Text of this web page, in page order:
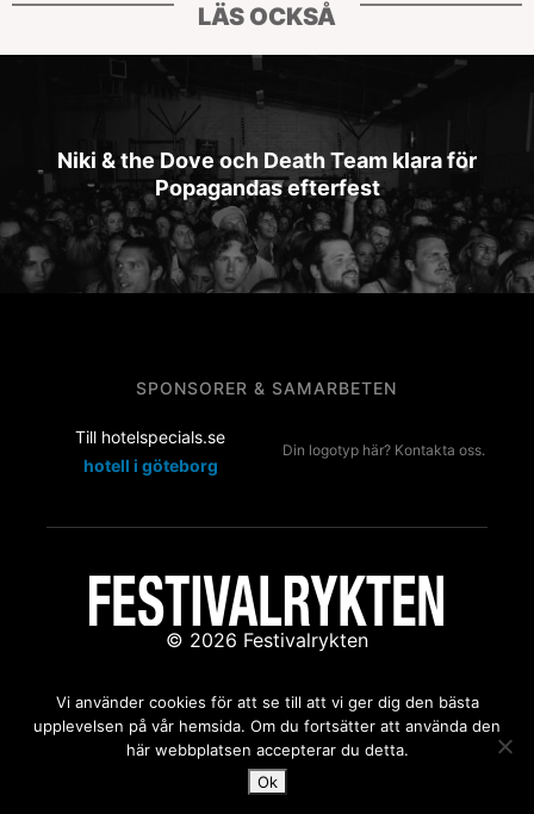
LÄS OCKSÅ
Niki & the Dove och Death Team klara för
Popagandas efterfest
SPONSORER & SAMARBETEN
Till hotelspecials.se
hotell i göteborg
Din logotyp här? Kontakta oss.
© 2026 Festivalrykten
Kontakta oss:redaktion@festivalrykten.se
Vi använder cookies för att se till att vi ger dig den bästa
upplevelsen på vår hemsida. Om du fortsätter att använda den
här webbplatsen accepterar du detta.
Ok